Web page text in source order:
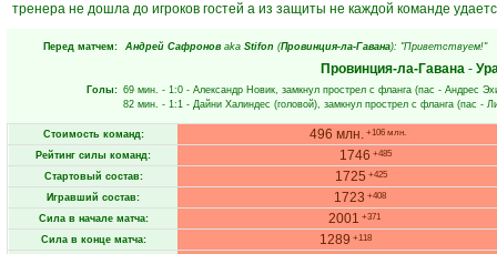
тренера не дошла до игроков гостей а из защиты не каждой команде
Перед матчем: Андрей Сафронов aka Stifon (Провинция-ла-Гавана): "Приветствуем!"
Провинция-ла-Гавана-
Голы: 69 мин. - 1:0 - Александр Новик, замкнул прострел с фланга (пас - Андрес
82 мин. - 1:1 - Дайни Халиндес (головой), замкнул прострел с фланга (пас -
Стоимость команд: 496 млн. +106 млн.
Рейтинг силы команд: 1746 +485
Стартовый состав: 1725 +425
Игравший состав: 1723 +408
Сила в начале матча: 2001 +371
Сила в конце матча: 1289 +118